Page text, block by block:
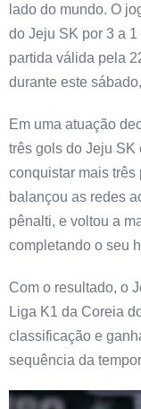
lado do mundo. O
do Jeju SK por 3 a
partida válida pela
durante este
Em uma atuação
três gols do Jeju SK
conquistar mais três
balançou as redes
pênalti, e voltou a
completando o seu
Com o resultado, o
Liga K1 da Coreia
classificação e
sequência da